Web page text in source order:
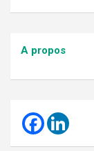
A propos